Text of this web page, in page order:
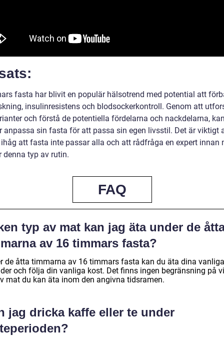
fasta har blivit en populär hälsotrend med potential att
insulinresistens och blodsockerkontroll. Genom att
och förstå de potentiella fördelarna och nackdelarna,
anpassa sin fasta för att passa sin egen livsstil. Det är viktigt
att fasta inte passar alla och att rådfråga en expert innan
denna typ av rutin.
FAQ
typ av mat kan jag äta under de
av 16 timmars fasta?
de åtta timmarna av 16 timmars fasta kan du äta dina vanliga
och följa din vanliga kost. Det finns ingen begränsning på
mat du kan äta inom den angivna tidsramen.
jag dricka kaffe eller te under